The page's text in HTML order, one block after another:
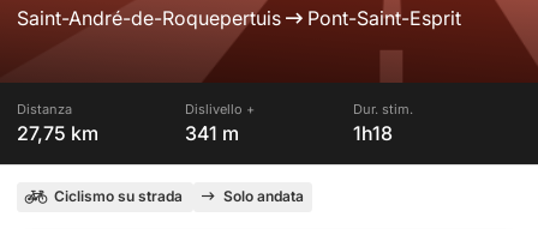
Saint-André-de-Roquepertuis Pont-Saint-Esprit
Distanza
27,75 km
Dislivello +
341 m
Dur. stim.
1h18
Ciclismo su strada Solo andata